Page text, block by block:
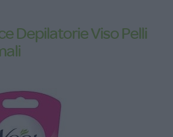
Depilatorie Viso Pelli